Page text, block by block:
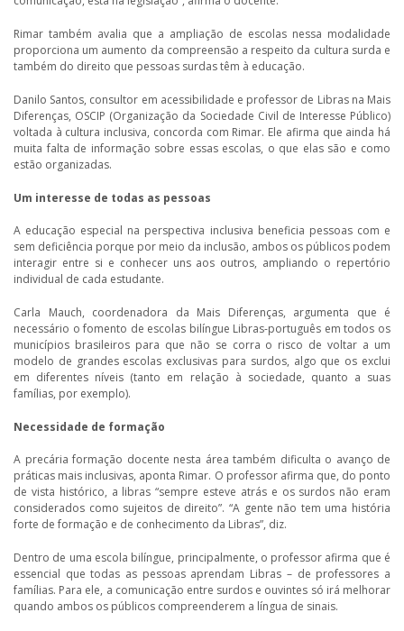
Rimar também avalia que a ampliação de escolas nessa modalidade
proporciona um aumento da compreensão a respeito da cultura surda e
também do direito que pessoas surdas têm à educação.
Danilo Santos, consultor em acessibilidade e professor de Libras na Mais
Diferenças, OSCIP (Organização da Sociedade Civil de Interesse Público)
voltada à cultura inclusiva, concorda com Rimar. Ele afirma que ainda há
muita falta de informação sobre essas escolas, o que elas são e como
estão organizadas.
Um interesse de todas as pessoas
A educação especial na perspectiva inclusiva beneficia pessoas com e
sem deficiência porque por meio da inclusão, ambos os públicos podem
interagir entre si e conhecer uns aos outros, ampliando o repertório
individual de cada estudante.
Carla Mauch, coordenadora da Mais Diferenças, argumenta que é
necessário o fomento de escolas bilíngue Libras-português em todos os
municípios brasileiros para que não se corra o risco de voltar a um
modelo de grandes escolas exclusivas para surdos, algo que os exclui
em diferentes níveis (tanto em relação à sociedade, quanto a suas
famílias, por exemplo).
Necessidade de formação
A precária formação docente nesta área também dificulta o avanço de
práticas mais inclusivas, aponta Rimar. O professor afirma que, do ponto
de vista histórico, a libras “sempre esteve atrás e os surdos não eram
considerados como sujeitos de direito”. “A gente não tem uma história
forte de formação e de conhecimento da Libras”, diz.
Dentro de uma escola bilíngue, principalmente, o professor afirma que é
essencial que todas as pessoas aprendam Libras – de professores a
famílias. Para ele, a comunicação entre surdos e ouvintes só irá melhorar
quando ambos os públicos compreenderem a língua de sinais.